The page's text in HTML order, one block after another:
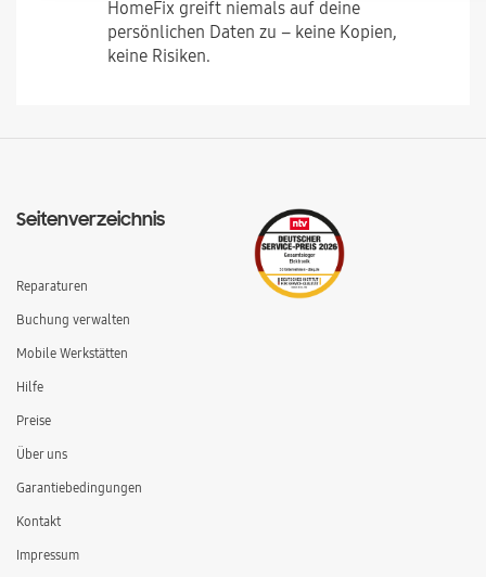
HomeFix greift niemals auf deine
persönlichen Daten zu – keine Kopien,
keine Risiken.
Seitenverzeichnis
Reparaturen
Buchung verwalten
Mobile Werkstätten
Hilfe
Preise
Über uns
Garantiebedingungen
Kontakt
Impressum